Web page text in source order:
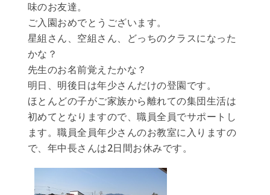
味のお友達。
ご入園おめでとうございます。
星組さん、空組さん、どっちのクラスになった
かな？
先生のお名前覚えたかな？
明日、明後日は年少さんだけの登園です。
ほとんどの子がご家族から離れての集団生活は
初めてとなりますので、職員全員でサポートし
ます。職員全員年少さんのお教室に入りますの
で、年中長さんは2日間お休みです。